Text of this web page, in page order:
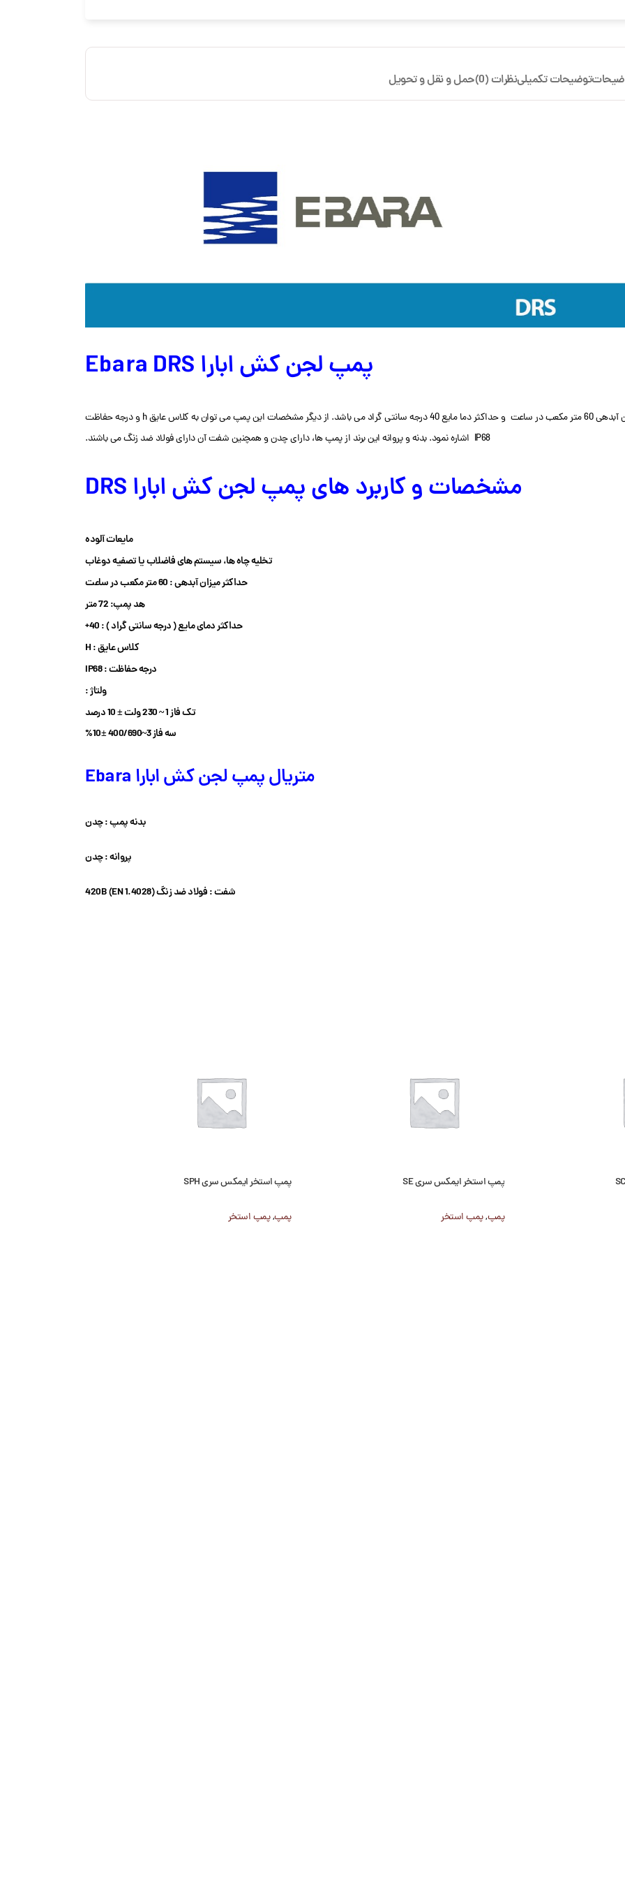
توضیحات تکمیلینظرات (0) حمل و نقل و تحویل
پمپ لجن کش ابارا Ebara DRS
ساخت کشور ژاپن است. این پمپ دارای حداکثر میزان آبدهی 60 متر مکعب در ساعت و حداکثر دما مایع 40 درجه سانتی گراد می باشد. از دیگر مشخصات این پمپ می توان به کلاس عایق h و درجه حفاظت
IP68 اشاره نمود. بدنه و پروانه این برند از پمپ ها، دارای چدن و همچنین شفت آن دارای فولاد ضد زنگ می باشند.
مشخصات و کاربرد های پمپ لجن کش ابارا DRS
مایعات آلوده
تخلیه چاه ها، سیستم های فاضلاب یا تصفیه دوغاب
حداکثر میزان آبدهی : 60 متر مکعب در ساعت
هد پمپ: 72 متر
حداکثر دمای مایع ( درجه سانتی گراد ) : 40+
کلاس عایق : H
درجه حفاظت : IP68
ولتاژ :
تک فاز 1 ~ 230 ولت ± 10 درصد
سه فاز 3~400/690 ±10%
متریال پمپ لجن کش ابارا Ebara
بدنه پمپ : چدن
پروانه : چدن
شفت : فولاد ضد زنگ 420B (EN 1.4028)
پمپ استخر ایمکس سری SE
پمپ,پمپ استخر
پمپ استخر ایمکس سری SPH
پمپ,پمپ استخر